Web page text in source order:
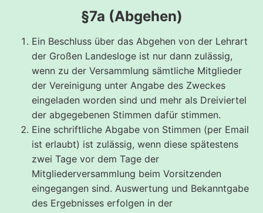
§7a (Abgehen)
Ein Beschluss über das Abgehen von der Lehrart
der Großen Landesloge ist nur dann zulässig,
wenn zu der Versammlung sämtliche Mitglieder
der Vereinigung unter Angabe des Zweckes
eingeladen worden sind und mehr als Dreiviertel
der abgegebenen Stimmen dafür stimmen.
Eine schriftliche Abgabe von Stimmen (per Email
ist erlaubt) ist zulässig, wenn diese spätestens
zwei Tage vor dem Tage der
Mitgliederversammlung beim Vorsitzenden
eingegangen sind. Auswertung und Bekanntgabe
des Ergebnisses erfolgen in der